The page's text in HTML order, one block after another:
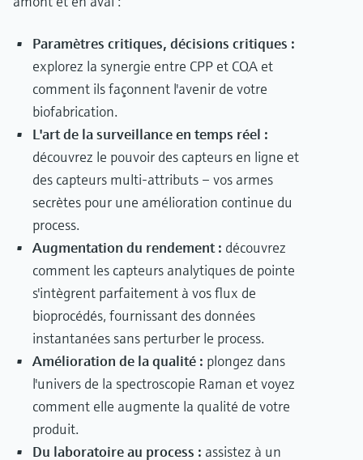
Paramètres critiques, décisions critiques :
explorez la synergie entre CPP et CQA et
comment ils façonnent l'avenir de votre
biofabrication.
L'art de la surveillance en temps réel :
découvrez le pouvoir des capteurs en ligne et
des capteurs multi-attributs – vos armes
secrètes pour une amélioration continue du
process.
Augmentation du rendement : découvrez
comment les capteurs analytiques de pointe
s'intègrent parfaitement à vos flux de
bioprocédés, fournissant des données
instantanées sans perturber le process.
Amélioration de la qualité : plongez dans
l'univers de la spectroscopie Raman et voyez
comment elle augmente la qualité de votre
produit.
Du laboratoire au process : assistez à un